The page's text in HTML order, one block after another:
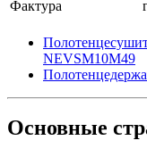
Фактура
NEVSM10M49
Основные